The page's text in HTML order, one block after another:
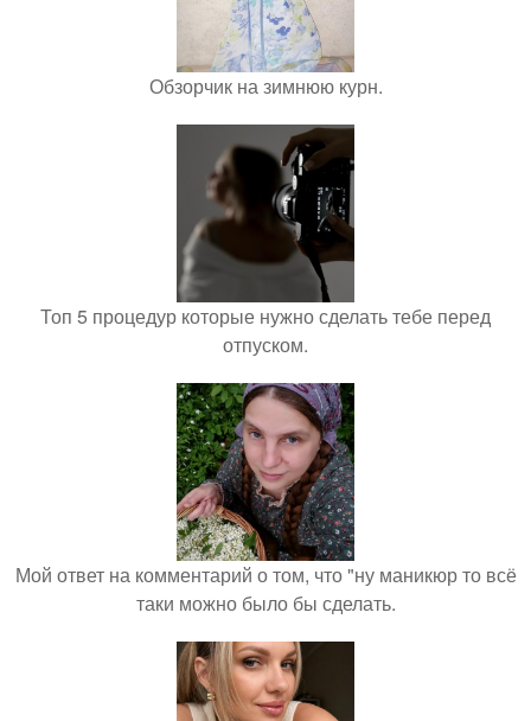
Обзорчик на зимнюю курн.
Топ 5 процедур которые нужно сделать тебе перед
отпуском.
Мой ответ на комментарий о том, что "ну маникюр то всё
таки можно было бы сделать.